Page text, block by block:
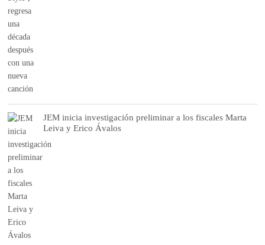
JEM inicia investigación preliminar a los fiscales Marta
Leiva y Erico Ávalos